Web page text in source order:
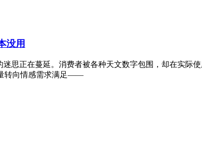
没用
迷思正在蔓延。消费者被各种天文数字包围，却在实际
转向情感需求满足——